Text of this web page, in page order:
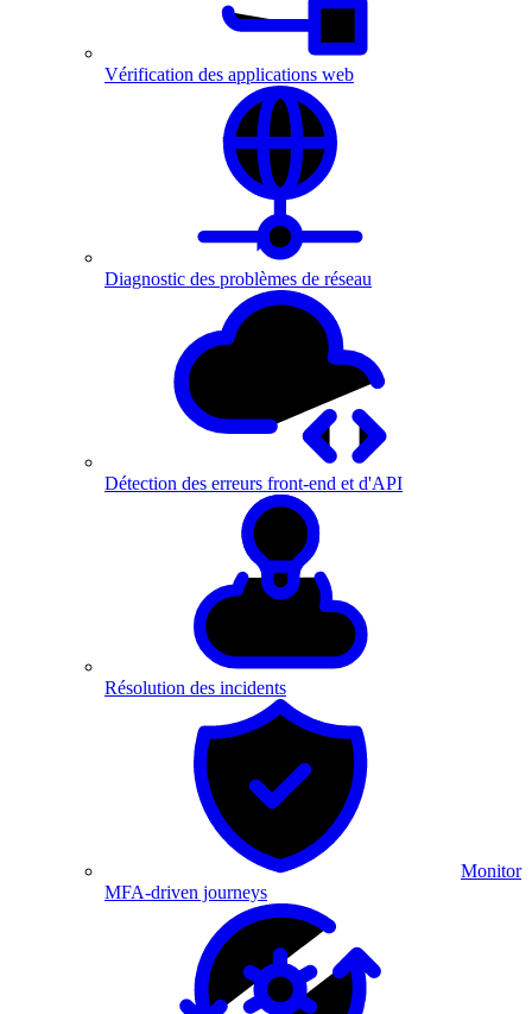
Vérification des applications web
Diagnostic des problèmes de réseau
Détection des erreurs front-end et d'API
Résolution des incidents
Monitor
MFA-driven journeys